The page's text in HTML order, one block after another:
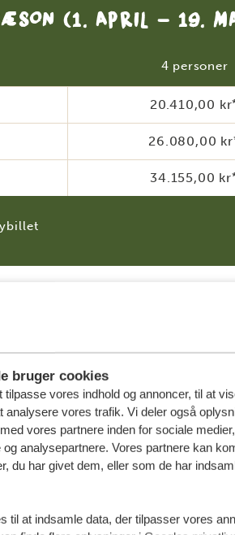
bruger cookies
tilpasse vores indhold og annoncer, til at
analysere vores trafik. Vi deler også
vores partnere inden for sociale medier,
analysepartnere. Vores partnere kan
du har givet dem, eller som de har
til at indsamle data, der tilpasser vores
(1. APRIL - 19.
4 personer
20.410,00 kr
26.080,00 kr
34.155,00 kr
4 personer
21.658,00 kr*
26.904,00 kr